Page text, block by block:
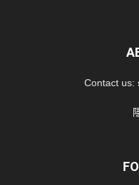
Contact us: